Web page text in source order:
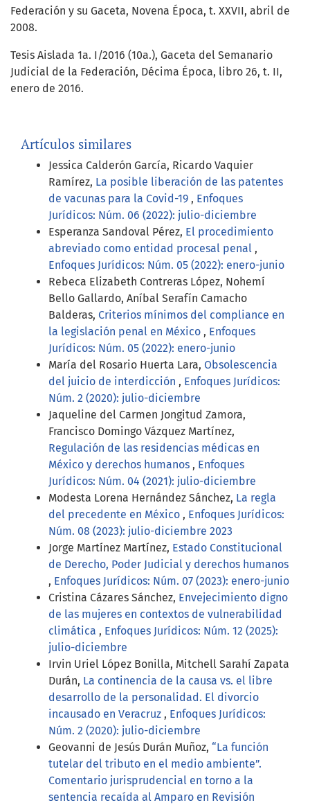
Federación y su Gaceta, Novena Época, t. XXVII, abril de
2008.
Tesis Aislada 1a. I/2016 (10a.), Gaceta del Semanario
Judicial de la Federación, Décima Época, libro 26, t. II,
enero de 2016.
Artículos similares
Jessica Calderón García, Ricardo Vaquier
Ramírez, La posible liberación de las patentes
de vacunas para la Covid-19 , Enfoques
Jurídicos: Núm. 06 (2022): julio-diciembre
Esperanza Sandoval Pérez, El procedimiento
abreviado como entidad procesal penal ,
Enfoques Jurídicos: Núm. 05 (2022): enero-junio
Rebeca Elizabeth Contreras López, Nohemí
Bello Gallardo, Aníbal Serafín Camacho
Balderas, Criterios mínimos del compliance en
la legislación penal en México , Enfoques
Jurídicos: Núm. 05 (2022): enero-junio
María del Rosario Huerta Lara, Obsolescencia
del juicio de interdicción , Enfoques Jurídicos:
Núm. 2 (2020): julio-diciembre
Jaqueline del Carmen Jongitud Zamora,
Francisco Domingo Vázquez Martínez,
Regulación de las residencias médicas en
México y derechos humanos , Enfoques
Jurídicos: Núm. 04 (2021): julio-diciembre
Modesta Lorena Hernández Sánchez, La regla
del precedente en México , Enfoques Jurídicos:
Núm. 08 (2023): julio-diciembre 2023
Jorge Martínez Martínez, Estado Constitucional
de Derecho, Poder Judicial y derechos humanos
, Enfoques Jurídicos: Núm. 07 (2023): enero-junio
Cristina Cázares Sánchez, Envejecimiento digno
de las mujeres en contextos de vulnerabilidad
climática , Enfoques Jurídicos: Núm. 12 (2025):
julio-diciembre
Irvin Uriel López Bonilla, Mitchell Sarahí Zapata
Durán, La continencia de la causa vs. el libre
desarrollo de la personalidad. El divorcio
incausado en Veracruz , Enfoques Jurídicos:
Núm. 2 (2020): julio-diciembre
Geovanni de Jesús Durán Muñoz, “La función
tutelar del tributo en el medio ambiente”.
Comentario jurisprudencial en torno a la
sentencia recaída al Amparo en Revisión